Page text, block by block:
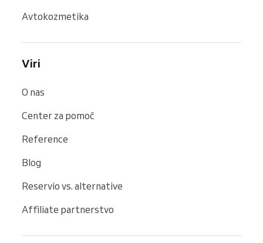
Avtokozmetika
Viri
O nas
Center za pomoč
Reference
Blog
Reservio vs. alternative
Affiliate partnerstvo